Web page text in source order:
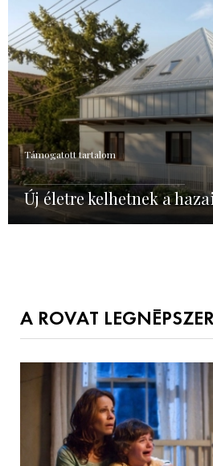
Támogatott tartalom
Új életre kelhetnek a
A ROVAT